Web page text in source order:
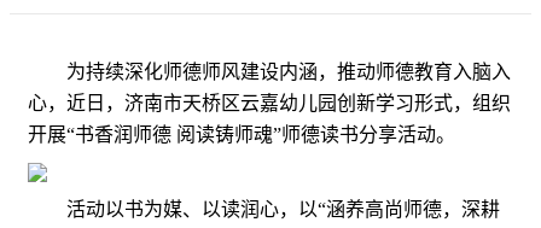
为持续深化师德师风建设内涵，推动师德教育入脑入
心，近日，济南市天桥区云嘉幼儿园创新学习形式，组织
开展“书香润师德 阅读铸师魂”师德读书分享活动。
活动以书为媒、以读润心，以“涵养高尚师德，深耕